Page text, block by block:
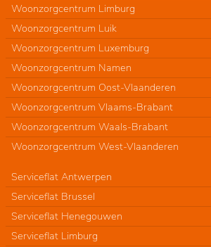
Woonzorgcentrum Limburg
Woonzorgcentrum Luik
Woonzorgcentrum Luxemburg
Woonzorgcentrum Namen
Woonzorgcentrum Oost-Vlaanderen
Woonzorgcentrum Vlaams-Brabant
Woonzorgcentrum Waals-Brabant
Woonzorgcentrum West-Vlaanderen
Serviceflat Antwerpen
Serviceflat Brussel
Serviceflat Henegouwen
Serviceflat Limburg